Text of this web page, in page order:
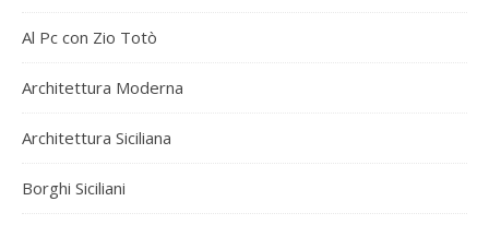
Al Pc con Zio Totò
Architettura Moderna
Architettura Siciliana
Borghi Siciliani